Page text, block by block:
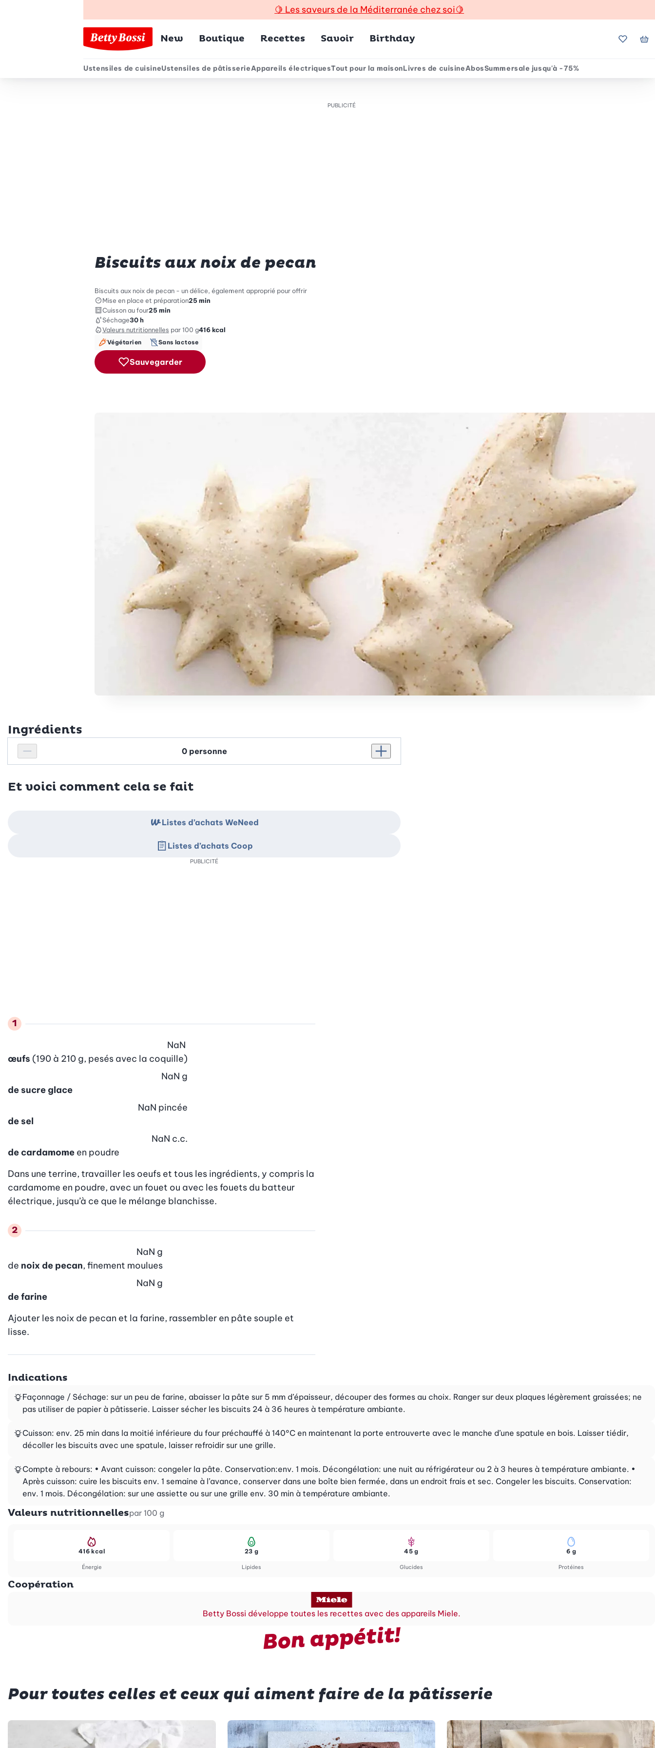
🍋 Les saveurs de la Méditerranée chez soi🍋
Menu principal
New Boutique Recettes Savoir Birthday Mes
Menu secondaire
Ustensiles de cuisineUstensiles de pâtisserieAppareils électriquesTout pour la maisonLivres de cuisineAbosSummersale jusqu'à -75%
PUBLICITÉ
Biscuits aux noix de pecan
Biscuits aux noix de pecan - un délice, également approprié pour offrir
Mise en place et préparation25 min
Cuisson au four25 min
Séchage30 h
Valeurs nutritionnelles par 100 g416 kcal
Végétarien Sans lactose
Sauvegarder
Ingrédients
Réduire le nombre de personnes
Personnes Augmenter le nombre de personnes
Et voici comment cela se fait
œufs (190 à 210 g, pesés avec la coquille)
NaN
de sucre glace
NaN g
de sel
NaN pincée
de cardamome en poudre
NaN c.c.
Dans une terrine, travailler les oeufs et tous les ingrédients, y compris la
cardamome en poudre, avec un fouet ou avec les fouets du batteur
électrique, jusqu’à ce que le mélange blanchisse.
de noix de pecan, finement moulues
NaN g
de farine
NaN g
Ajouter les noix de pecan et la farine, rassembler en pâte souple et
lisse.
Listes d’achats WeNeed
Listes d’achats Coop
PUBLICITÉ
Indications
Façonnage / Séchage: sur un peu de farine, abaisser la pâte sur 5 mm d’épaisseur, découper des formes au choix. Ranger sur deux plaques légèrement graissées; ne
pas utiliser de papier à pâtisserie. Laisser sécher les biscuits 24 à 36 heures à température ambiante.
Cuisson: env. 25 min dans la moitié inférieure du four préchauffé à 140°C en maintenant la porte entrouverte avec le manche d’une spatule en bois. Laisser tiédir,
décoller les biscuits avec une spatule, laisser refroidir sur une grille.
Compte à rebours: • Avant cuisson: congeler la pâte. Conservation:env. 1 mois. Décongélation: une nuit au réfrigérateur ou 2 à 3 heures à température ambiante. •
Après cuisson: cuire les biscuits env. 1 semaine à l’avance, conserver dans une boîte bien fermée, dans un endroit frais et sec. Congeler les biscuits. Conservation:
env. 1 mois. Décongélation: sur une assiette ou sur une grille env. 30 min à température ambiante.
Valeurs nutritionnellespar 100 g
Énergie
416 kcal
Lipides
23 g
Glucides
45 g
Protéines
6 g
Coopération
Betty Bossi développe toutes les recettes avec des appareils Miele.
Bon appétit!
Pour toutes celles et ceux qui aiment faire de la pâtisserie